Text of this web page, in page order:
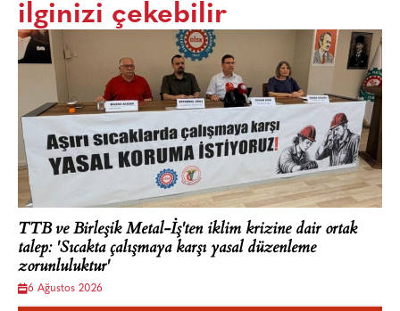
ilginizi çekebilir
TTB ve Birleşik Metal-İş'ten iklim krizine dair ortak
talep: 'Sıcakta çalışmaya karşı yasal düzenleme
zorunluluktur'
6 Ağustos 2026